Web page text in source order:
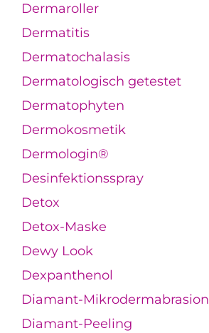
Dermaroller
Dermatitis
Dermatochalasis
Dermatologisch getestet
Dermatophyten
Dermokosmetik
Dermologin®
Desinfektionsspray
Detox
Detox-Maske
Dewy Look
Dexpanthenol
Diamant-Mikrodermabrasion
Diamant-Peeling